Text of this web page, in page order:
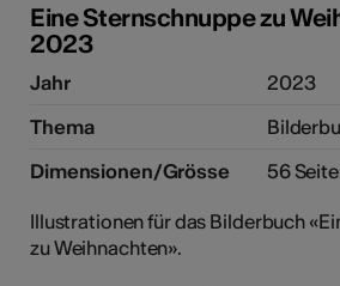
Eine Sternschnuppe zu
2023
Jahr
2023
Thema
Dimensionen/Grösse
56
Illustrationen für das Bilderbuch
zu Weihnachten».